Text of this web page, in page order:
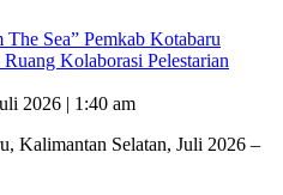
Sea” Pemkab Kotabaru
Kolaborasi Pelestarian
2026 | 1:40 am
Kalimantan Selatan, Juli 2026 –